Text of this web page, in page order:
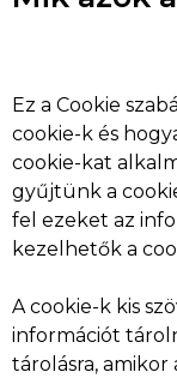
Ez a Cookie
cookie-k és
cookie-kat
gyűjtünk a
fel ezeket az
kezelhetők a
A cookie-k kis
információt
tárolásra,